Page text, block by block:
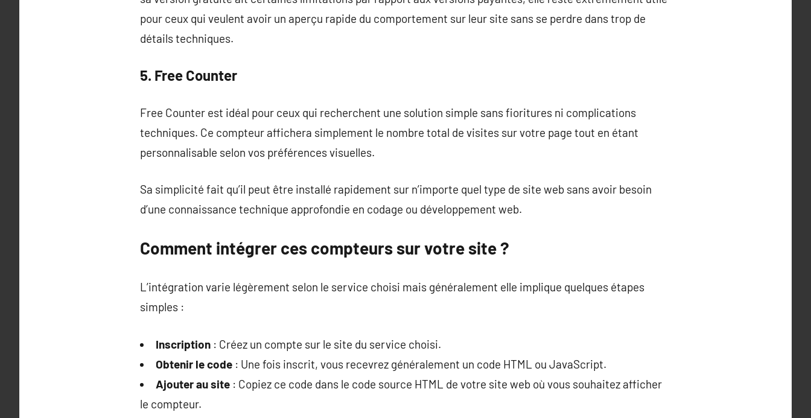
pour ceux qui veulent avoir un aperçu rapide du comportement sur leur site sans se perdre dans trop de
détails techniques.
5. Free Counter
Free Counter est idéal pour ceux qui recherchent une solution simple sans fioritures ni complications
techniques. Ce compteur affichera simplement le nombre total de visites sur votre page tout en étant
personnalisable selon vos préférences visuelles.
Sa simplicité fait qu’il peut être installé rapidement sur n’importe quel type de site web sans avoir besoin
d’une connaissance technique approfondie en codage ou développement web.
Comment intégrer ces compteurs sur votre site ?
L’intégration varie légèrement selon le service choisi mais généralement elle implique quelques étapes
simples :
Inscription : Créez un compte sur le site du service choisi.
Obtenir le code : Une fois inscrit, vous recevrez généralement un code HTML ou JavaScript.
Ajouter au site : Copiez ce code dans le code source HTML de votre site web où vous souhaitez afficher
le compteur.